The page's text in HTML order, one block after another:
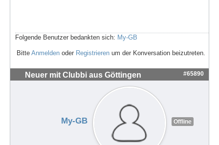
Folgende Benutzer bedankten sich: My-GB
Bitte Anmelden oder Registrieren um der Konversation beizutreten.
Neuer mit Clubbi aus Göttingen #65890
My-GB Offline